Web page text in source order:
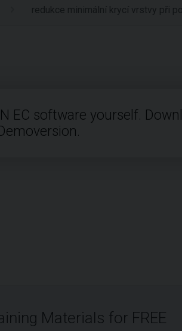
redukce minimální krycí vrstvy při
EC software yourself.
Materials for FREE